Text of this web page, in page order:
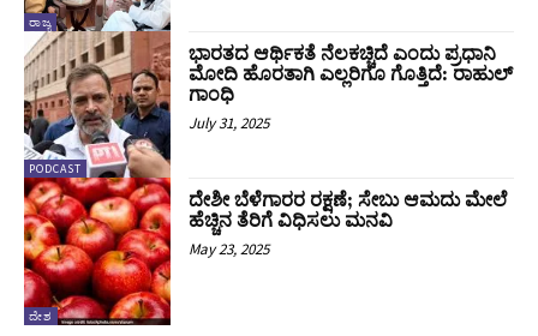
ರಾಜ್ಯ
PODCAST
ಭಾರತದ ಆರ್ಥಿಕತೆ ನೆಲಕಚ್ಚಿದೆ ಎಂದು ಪ್ರಧಾನಿ
ಮೋದಿ ಹೊರತಾಗಿ ಎಲ್ಲರಿಗೂ ಗೊತ್ತಿದೆ: ರಾಹುಲ್
ಗಾಂಧಿ
July 31, 2025
ದೇಶ
ದೇಶೀ ಬೆಳೆಗಾರರ ರಕ್ಷಣೆ; ಸೇಬು ಆಮದು ಮೇಲೆ
ಹೆಚ್ಚಿನ ತೆರಿಗೆ ವಿಧಿಸಲು ಮನವಿ
May 23, 2025